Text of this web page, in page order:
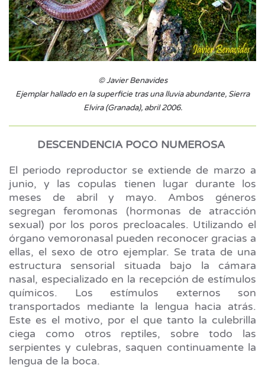
© Javier Benavides
Ejemplar hallado en la superficie tras una lluvia abundante, Sierra
Elvira (Granada), abril 2006.
DESCENDENCIA POCO NUMEROSA
El periodo reproductor se extiende de marzo a
junio, y las copulas tienen lugar durante los
meses de abril y mayo. Ambos géneros
segregan feromonas (hormonas de atracción
sexual) por los poros precloacales. Utilizando el
órgano vemoronasal pueden reconocer gracias a
ellas, el sexo de otro ejemplar. Se trata de una
estructura sensorial situada bajo la cámara
nasal, especializado en la recepción de estímulos
químicos. Los estímulos externos son
transportados mediante la lengua hacia atrás.
Este es el motivo, por el que tanto la culebrilla
ciega como otros reptiles, sobre todo las
serpientes y culebras, saquen continuamente la
lengua de la boca.